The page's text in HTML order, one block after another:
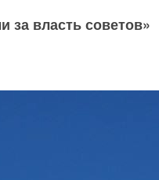
за власть советов»